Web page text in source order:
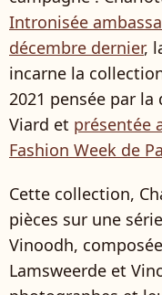
Intronisée
décembre dernier,
incarne la
2021 pensée par
Viard et présentée
Fashion Week de
Cette collection,
pièces sur une
Vinoodh,
Lamsweerde et